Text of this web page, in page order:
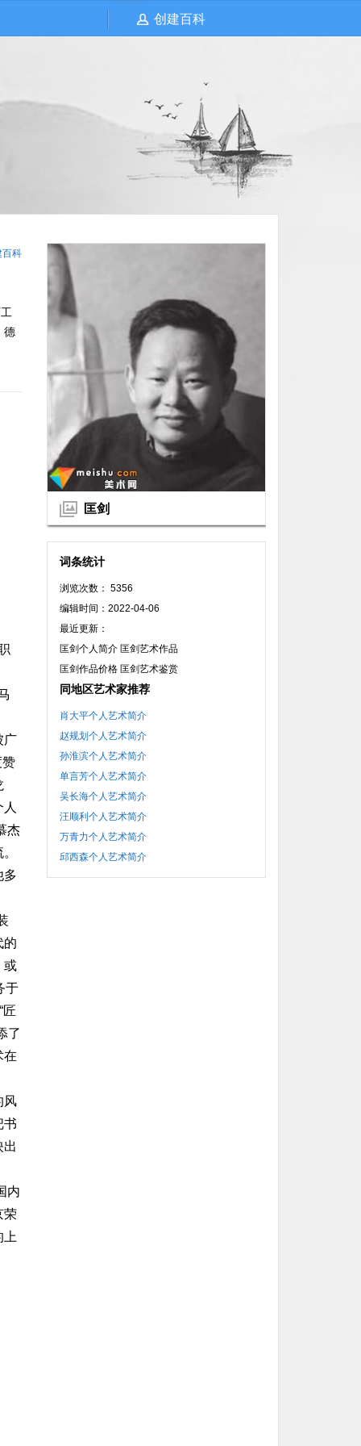
创建百科
匡剑
词条统计
浏览次数： 5356
编辑时间：2022-04-06
最近更新：
匡剑个人简介 匡剑艺术作品
匡剑作品价格 匡剑艺术鉴赏
同地区艺术家推荐
肖大平个人艺术简介
赵规划个人艺术简介
孙淮滨个人艺术简介
单言芳个人艺术简介
吴长海个人艺术简介
汪顺利个人艺术简介
万青力个人艺术简介
邱西森个人艺术简介
百科
德
广
赞
杰
多
的
或
于
匠
了
在
风
书
出
内
荣
上